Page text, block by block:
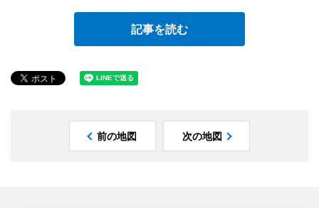
記事を読む
前の地図 次の地図